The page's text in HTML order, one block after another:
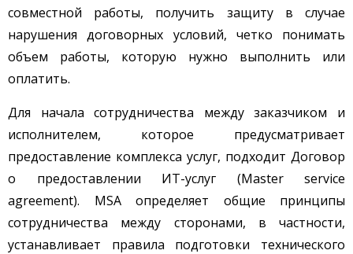
совместной работы, получить защиту в случае
нарушения договорных условий, четко понимать
объем работы, которую нужно выполнить или
оплатить.
Для начала сотрудничества между заказчиком и
исполнителем, которое предусматривает
предоставление комплекса услуг, подходит Договор
о предоставлении ИТ-услуг (Master service
agreement). MSA определяет общие принципы
сотрудничества между сторонами, в частности,
устанавливает правила подготовки технического